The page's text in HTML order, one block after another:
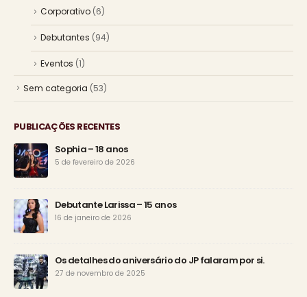
Corporativo (6)
Debutantes (94)
Eventos (1)
Sem categoria (53)
PUBLICAÇÕES RECENTES
Sophia – 18 anos
5 de fevereiro de 2026
Debutante Larissa – 15 anos
16 de janeiro de 2026
Os detalhes do aniversário do JP falaram por si.
27 de novembro de 2025